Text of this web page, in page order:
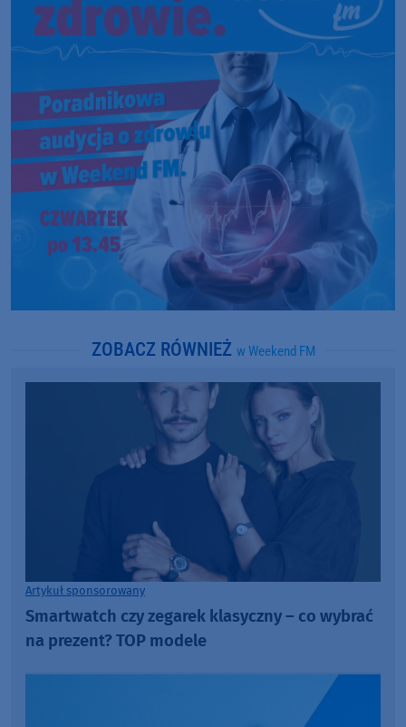
ZOBACZ RÓWNIEŻ w Weekend FM
Artykuł sponsorowany
Smartwatch czy zegarek klasyczny – co wybrać
na prezent? TOP modele